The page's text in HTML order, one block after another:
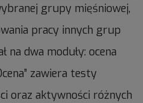
grupy mięśniowej,
pracy innych grup
na dwa moduły: ocena
zawiera testy
oraz aktywności różnych